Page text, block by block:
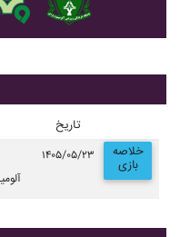
تاریخ
۱۴۰۵/۰۵/۲۳ خلاصه
بازی